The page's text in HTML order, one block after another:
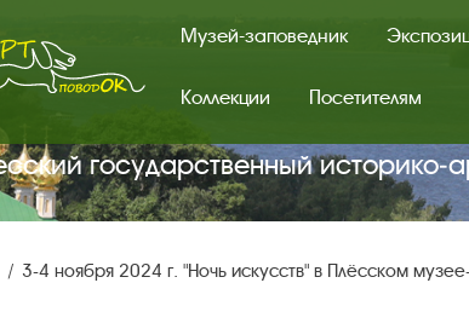
поводок.
Музей-заповедник
Коллекции Посетителям
государственный
3-4 ноября 2024 г. "Ночь искусств" в Плёсском